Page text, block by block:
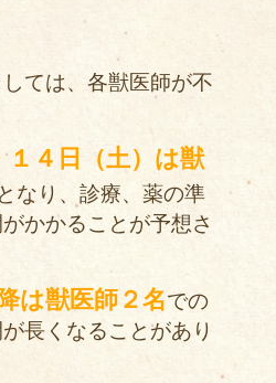
しては、各獣医師が不
１４日（土）は獣
なり、診療、薬の準
かかることが予想さ
は獣医師２名での
長くなることがあり